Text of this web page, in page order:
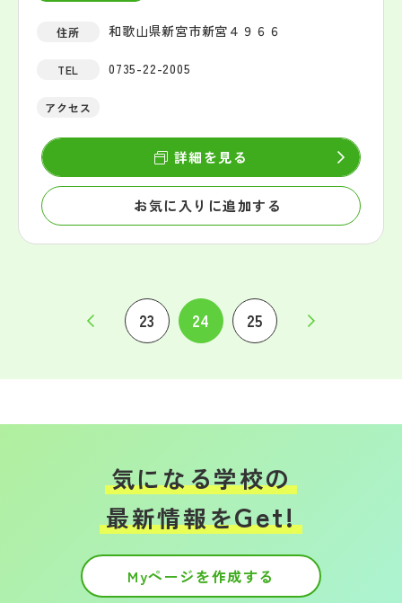
住所 和歌山県新宮市新宮４９６６
TEL 0735-22-2005
アクセス
お気に入りに追加する
詳細を見る
23 24 25
気になる学校の
最新情報をGet!
Myページを作成する